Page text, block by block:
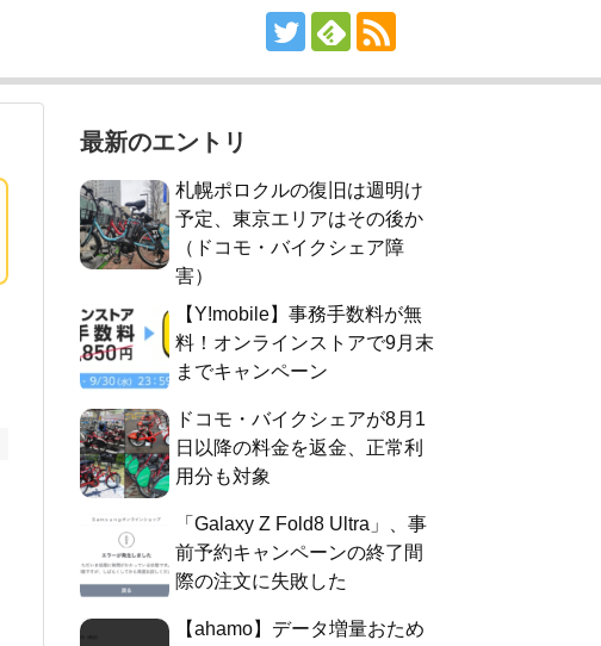
最新のエントリ
札幌ポロクルの復旧は週明け
予定、東京エリアはその後か
（ドコモ・バイクシェア障
害）
【Y!mobile】事務手数料が無
料！オンラインストアで9月末
までキャンペーン
ドコモ・バイクシェアが8月1
日以降の料金を返金、正常利
用分も対象
「Galaxy Z Fold8 Ultra」、事
前予約キャンペーンの終了間
際の注文に失敗した
【ahamo】データ増量おため